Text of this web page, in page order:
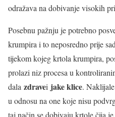
odražava na dobivanje visokih
Posebnu pažnju je potrebno
krumpira i to neposredno prije
tijekom kojeg krtola krumpira,
prolazi niz procesa u
dala zdravei jake klice.
u odnosu na one koje nisu
taj način se dobivaju krtole čija je